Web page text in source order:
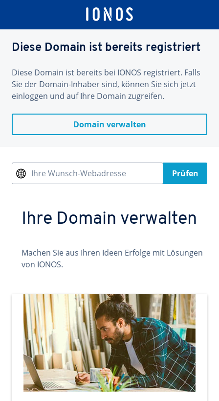
Diese Domain ist bereits registriert
Diese Domain ist bereits bei IONOS registriert. Falls
Sie der Domain-Inhaber sind, können Sie sich jetzt
einloggen und auf Ihre Domain zugreifen.
Domain verwalten
Ihre Wunsch-Webadresse Prüfen
Ihre Domain verwalten
Machen Sie aus Ihren Ideen Erfolge mit Lösungen
von IONOS.